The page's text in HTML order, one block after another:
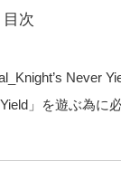
目次
Never
Yield」を遊ぶ為に